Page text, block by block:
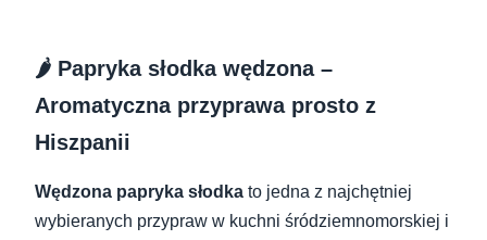
🌶️ Papryka słodka wędzona –
Aromatyczna przyprawa prosto z
Hiszpanii
Wędzona papryka słodka to jedna z najchętniej
wybieranych przypraw w kuchni śródziemnomorskiej i